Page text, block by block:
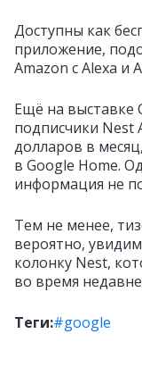
Доступны как
приложение,
Amazon с Alexa и
Ещё на выставке
подписчики Nest
долларов в
в Google Home.
информация не
Тем не менее,
вероятно,
колонку Nest,
во время
Теги:#google